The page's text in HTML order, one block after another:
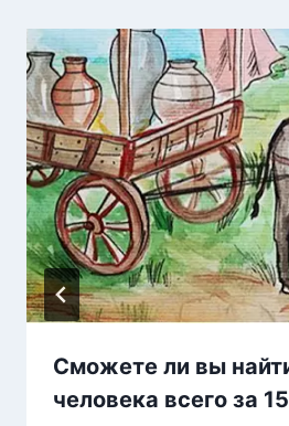
Сможете ли вы
человека всего за